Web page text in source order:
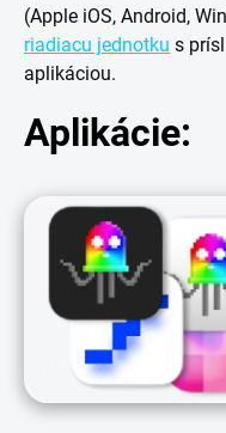
(Apple iOS, Android,
riadiacu jednotku s
aplikáciou.
Aplikácie: